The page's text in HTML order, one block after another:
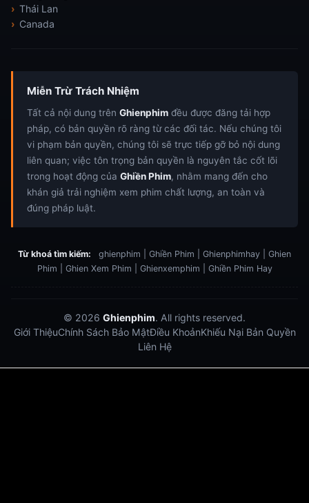
Thái Lan
Canada
Miễn Trừ Trách Nhiệm
Tất cả nội dung trên Ghienphim đều được đăng tải hợp
pháp, có bản quyền rõ ràng từ các đối tác. Nếu chúng tôi
vi phạm bản quyền, chúng tôi sẽ trực tiếp gỡ bỏ nội dung
liên quan; việc tôn trọng bản quyền là nguyên tắc cốt lõi
trong hoạt động của Ghiền Phim, nhằm mang đến cho
khán giả trải nghiệm xem phim chất lượng, an toàn và
đúng pháp luật.
Từ khoá tìm kiếm:
ghienphim | Ghiền Phim | Ghienphimhay | Ghien
Phim | Ghien Xem Phim | Ghienxemphim | Ghiền Phim Hay
© 2026 Ghienphim. All rights reserved.
Giới ThiệuChính Sách Bảo MậtĐiều KhoảnKhiếu Nại Bản Quyền
Liên Hệ